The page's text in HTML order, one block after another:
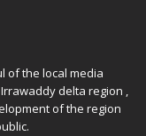
of the local media
delta region ,
of the region